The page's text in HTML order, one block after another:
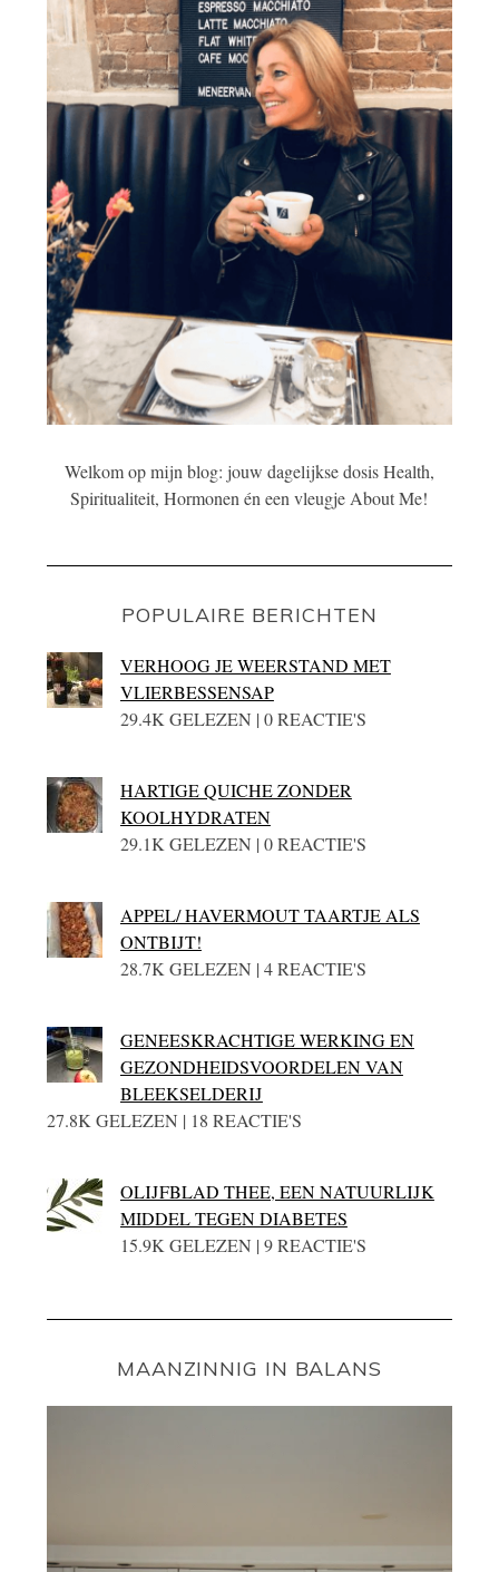
Welkom op mijn blog: jouw dagelijkse dosis Health,
Spiritualiteit, Hormonen én een vleugje About Me!
POPULAIRE BERICHTEN
VERHOOG JE WEERSTAND MET
VLIERBESSENSAP
29.4K GELEZEN | 0 REACTIE'S
HARTIGE QUICHE ZONDER
KOOLHYDRATEN
29.1K GELEZEN | 0 REACTIE'S
APPEL/ HAVERMOUT TAARTJE ALS
ONTBIJT!
28.7K GELEZEN | 4 REACTIE'S
GENEESKRACHTIGE WERKING EN
GEZONDHEIDSVOORDELEN VAN
BLEEKSELDERIJ
27.8K GELEZEN | 18 REACTIE'S
OLIJFBLAD THEE, EEN NATUURLIJK
MIDDEL TEGEN DIABETES
15.9K GELEZEN | 9 REACTIE'S
MAANZINNIG IN BALANS